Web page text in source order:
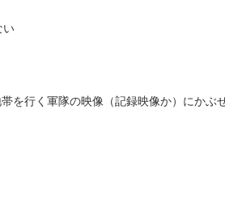
い
を行く軍隊の映像（記録映像か）にかぶ